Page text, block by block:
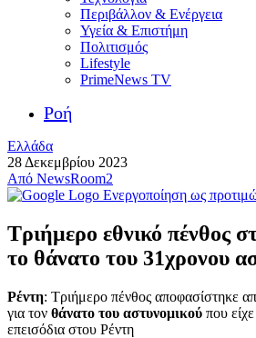
Περιβάλλον & Ενέργεια
Υγεία & Επιστήμη
Πολιτισμός
Lifestyle
PrimeNews TV
Ροή
Ελλάδα
28 Δεκεμβρίου 2023
Από NewsRoom2
Ενεργοποίηση ως
Τριήμερο εθνικό πένθος
το θάνατο του 31χρονου
Ρέντη: Τριήμερο πένθος αποφασίστηκε
για τον θάνατο του αστυνομικού που
επεισόδια στου Ρέντη